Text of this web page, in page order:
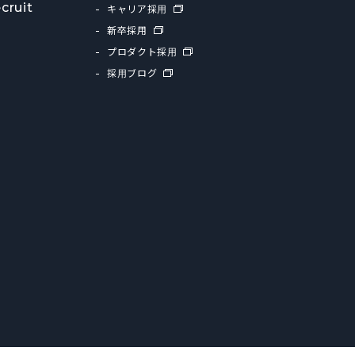
キャリア採用
新卒採用
プロダクト採用
採用ブログ